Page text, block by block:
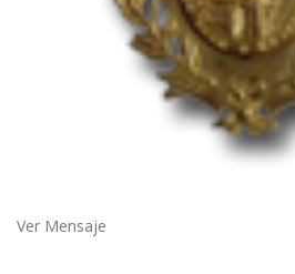
Ver Mensaje